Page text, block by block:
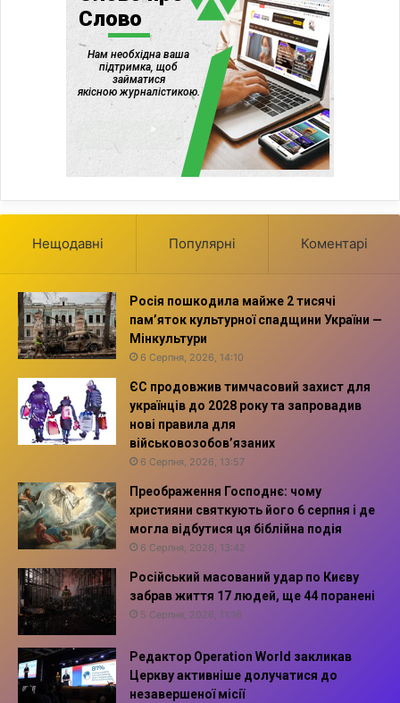
Нещодавні Популярні Коментарі
Росія пошкодила майже 2 тисячі
пам’яток культурної спадщини України —
Мінкультури
6 Серпня, 2026, 14:10
ЄС продовжив тимчасовий захист для
українців до 2028 року та запровадив
нові правила для
військовозобов’язаних
6 Серпня, 2026, 13:57
Преображення Господнє: чому
християни святкують його 6 серпня і де
могла відбутися ця біблійна подія
6 Серпня, 2026, 13:42
Російський масований удар по Києву
забрав життя 17 людей, ще 44 поранені
5 Серпня, 2026, 11:16
Редактор Operation World закликав
Церкву активніше долучатися до
незавершеної місії